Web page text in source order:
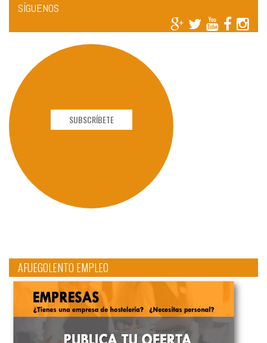
SÍGUENOS
SUBSCRÍBETE
AFUEGOLENTO EMPLEO